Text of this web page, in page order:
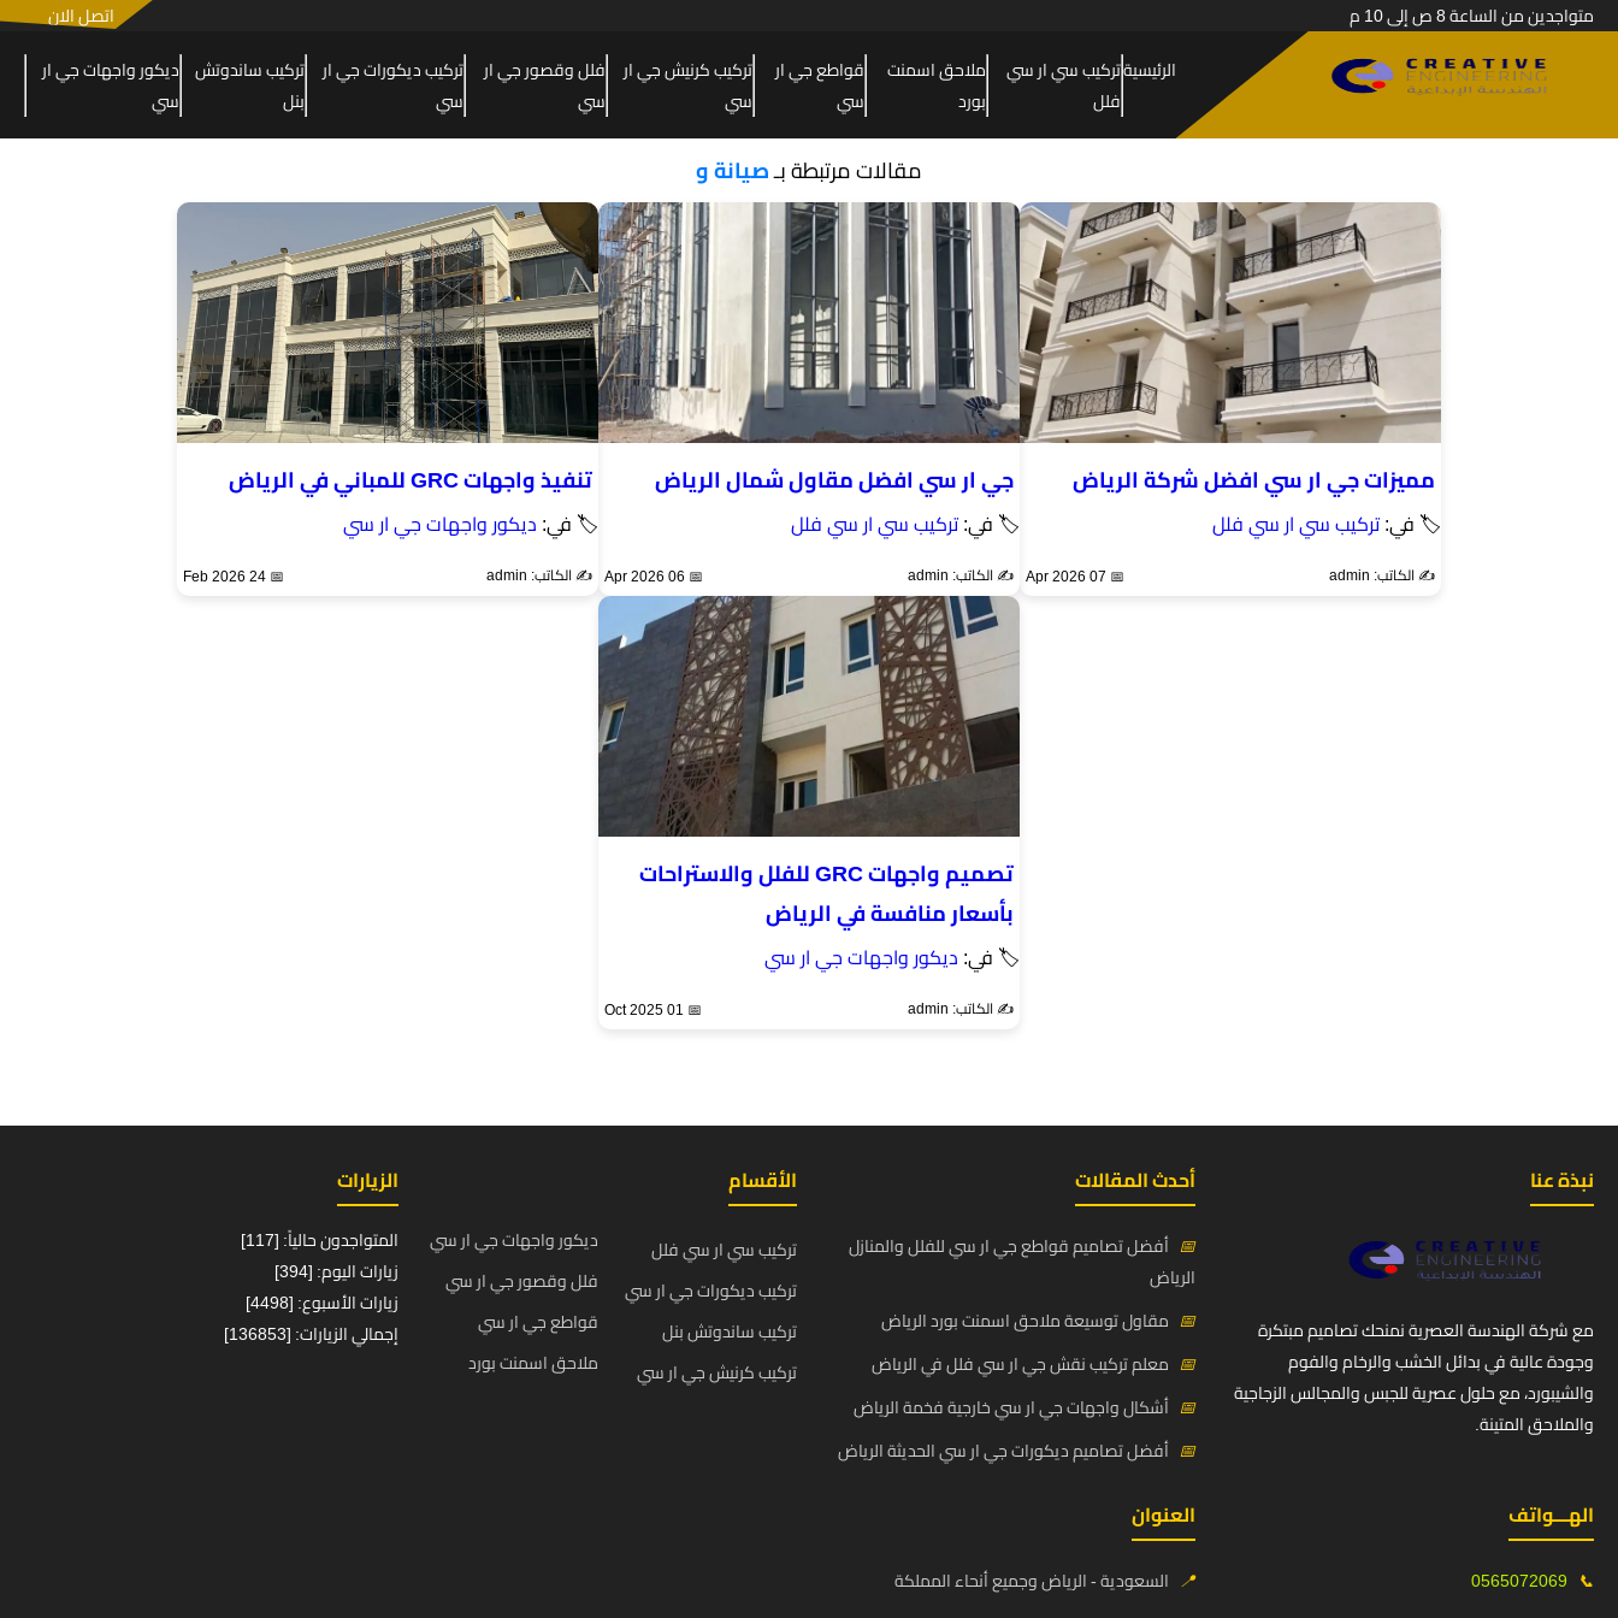
متواجدين من الساعة 8 ص إلى 10 م
اتصل الان
الرئيسيةتركيب سي ار سي
فلل
ملاحق اسمنت
بورد
قواطع جي ار
سي
تركيب كرنيش جي ار
سي
فلل وقصور جي ار
سي
تركيب ديكورات جي ار
سي
تركيب ساندوتش
بنل
ديكور واجهات جي ار
سي
مقالات مرتبطة بـصيانة و
مميزات جي ار سي افضل شركة الرياض
🏷 في:تركيب سي ار سي فلل
✍️ الكاتب: admin 📅 07 Apr 2026
جي ار سي افضل مقاول شمال الرياض
🏷 في:تركيب سي ار سي فلل
✍️ الكاتب: admin 📅 06 Apr 2026
تنفيذ واجهات GRC للمباني في الرياض
🏷 في: ديكور واجهات جي ار سي
✍️ الكاتب: admin 📅 24 Feb 2026
تصميم واجهات GRC للفلل والاستراحات
بأسعار منافسة في الرياض
🏷 في: ديكور واجهات جي ار سي
✍️ الكاتب: admin 📅 01 Oct 2025
نبذة عنا
مع شركة الهندسة العصرية نمنحك تصاميم مبتكرة
وجودة عالية في بدائل الخشب والرخام والفوم
والشيبورد، مع حلول عصرية للجبس والمجالس الزجاجية
والملاحق المتينة.
أحدث المقالات
📅 أفضل تصاميم قواطع جي ار سي للفلل والمنازل
الرياض
📅 مقاول توسيعة ملاحق اسمنت بورد الرياض
📅 معلم تركيب نقش جي ار سي فلل في الرياض
📅 أشكال واجهات جي ار سي خارجية فخمة الرياض
📅 أفضل تصاميم ديكورات جي ار سي الحديثة الرياض
الأقسام
تركيب سي ار سي فلل
تركيب ديكورات جي ار سي
تركيب ساندوتش بنل
تركيب كرنيش جي ار سي
ديكور واجهات جي ار سي
فلل وقصور جي ار سي
قواطع جي ار سي
ملاحق اسمنت بورد
الزيارات
المتواجدون حالياً: [117]
زيارات اليوم: [394]
زيارات الأسبوع: [4498]
إجمالي الزيارات: [136853]
الهـــواتف
📞
0565072069
العنوان
📍 السعودية - الرياض وجميع أنحاء المملكة